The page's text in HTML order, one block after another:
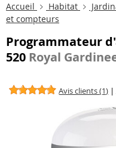
Accueil Habitat
et compteurs
Programmateur
520 Royal
Avis clients (1) |